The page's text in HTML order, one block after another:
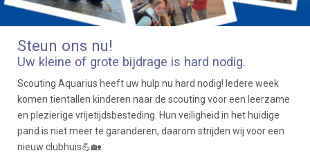
● ●
Steun ons nu!
Uw kleine of grote bijdrage is hard nodig.
Scouting Aquarius heeft uw hulp nu hard nodig! Iedere week
komen tientallen kinderen naar de scouting voor een leerzame
en plezierige vrijetijdsbesteding. Hun veiligheid in het huidige
pand is niet meer te garanderen, daarom strijden wij voor een
nieuw clubhuis💪🏡